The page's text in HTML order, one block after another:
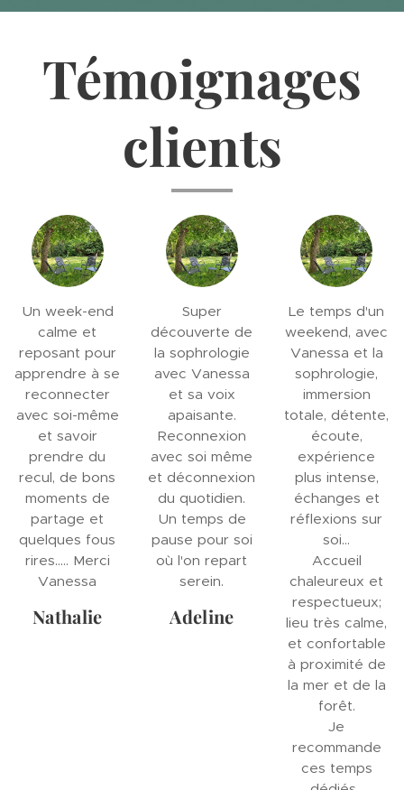
Témoignages
clients
Un week-end
calme et
reposant pour
apprendre à se
reconnecter
avec soi-même
et savoir
prendre du
recul, de bons
moments de
partage et
quelques fous
rires..... Merci
Vanessa
Nathalie
Super
découverte de
la sophrologie
avec Vanessa
et sa voix
apaisante.
Reconnexion
avec soi même
et déconnexion
du quotidien.
Un temps de
pause pour soi
où l'on repart
serein.
Adeline
Le temps d'un
weekend, avec
Vanessa et la
sophrologie,
immersion
totale, détente,
écoute,
expérience
plus intense,
échanges et
réflexions sur
soi...
Accueil
chaleureux et
respectueux;
lieu très calme,
et confortable
à proximité de
la mer et de la
forêt.
Je
recommande
ces temps